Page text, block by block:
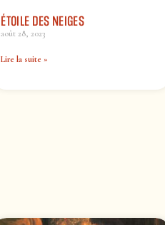
ÉTOILE DES NEIGES
août 28, 2023
Lire la suite »